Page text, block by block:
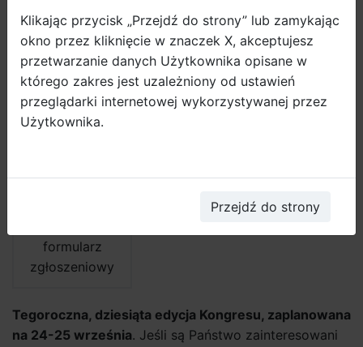
temat poprzednich edycji, wraz z plikami prezentacji,
można znaleźć na www.kongresmobilnosci.pl.
formularz
zgłoszeniowy
Tegoroczna, dziesiąta edycja Kongresu, zaplanowana
na 24-25 września. Jeśli są Państwo zainteresowani
Klikając przycisk „Przejdź do strony” lub zamykając
okno przez kliknięcie w znaczek X, akceptujesz
przetwarzanie danych Użytkownika opisane w
którego zakres jest uzależniony od ustawień
przeglądarki internetowej wykorzystywanej przez
Użytkownika.
Przejdź do strony